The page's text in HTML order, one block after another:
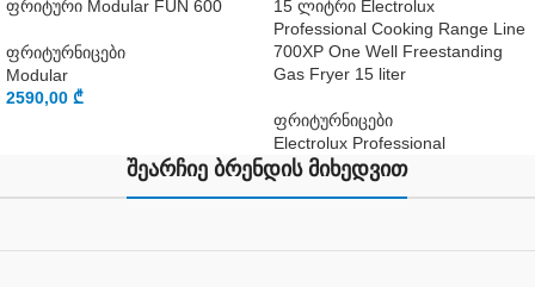
ფრიტური Modular FUN 600
ფრიტურნიცები
Modular
2590,00 ₾
15 ლიტრი Electrolux
Professional Cooking Range Line
700XP One Well Freestanding
Gas Fryer 15 liter
ფრიტურნიცები
Electrolux Professional
შეარჩიე ბრენდის მიხედვით